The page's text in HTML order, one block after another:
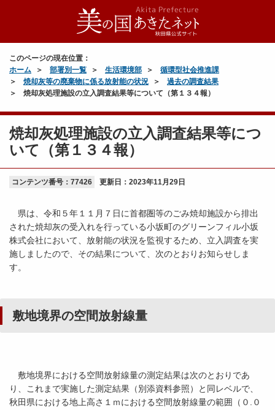
このページの現在位置：
ホーム
部署別一覧 生活環境部
循環型社会推進課
焼却灰等の廃棄物に係る放射能の状況
過去の調査結果
焼却灰処理施設の立入調査結果等について（第１３４報）
焼却灰処理施設の立入調査結果等につ
いて（第１３４報）
コンテンツ番号：77426 更新日： 2023年11月29日
県は、令和５年１１月７日に首都圏等のごみ焼却施設から排出
された焼却灰の受入れを行っている小坂町のグリーンフィル小坂
株式会社において、放射能の状況を監視するため、立入調査を実
施しましたので、その結果について、次のとおりお知らせしま
す
敷地境界の空間放射線量
敷地境界における空間放射線量の測定結果は次のとおりであ
り、これまで実施した測定結果（別添資料参照）と同レベルで、
秋田県における地上高さ１ｍにおける空間放射線量の範囲（０.０